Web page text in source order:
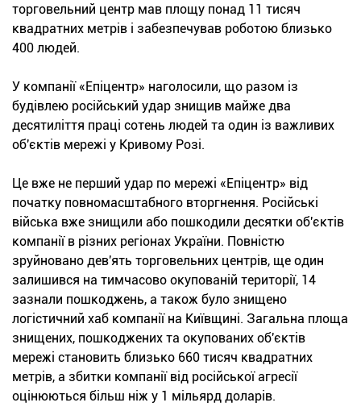
торговельний центр мав площу понад 11 тисяч
квадратних метрів і забезпечував роботою близько
400 людей.
У компанії «Епіцентр» наголосили, що разом із
будівлею російський удар знищив майже два
десятиліття праці сотень людей та один із важливих
об'єктів мережі у Кривому Розі.
Це вже не перший удар по мережі «Епіцентр» від
початку повномасштабного вторгнення. Російські
війська вже знищили або пошкодили десятки об'єктів
компанії в різних регіонах України. Повністю
зруйновано дев'ять торговельних центрів, ще один
залишився на тимчасово окупованій території, 14
зазнали пошкоджень, а також було знищено
логістичний хаб компанії на Київщині. Загальна площа
знищених, пошкоджених та окупованих об'єктів
мережі становить близько 660 тисяч квадратних
метрів, а збитки компанії від російської агресії
оцінюються більш ніж у 1 мільярд доларів.